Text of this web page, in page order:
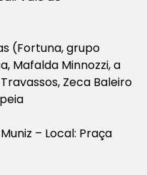
(Fortuna, grupo
Mafalda Minnozzi, a
Zeca Baleiro
– Local: Praça